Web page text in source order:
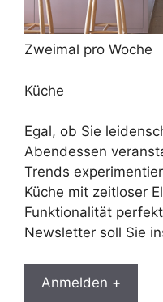
Zweimal pro Woche
Küche
Egal, ob Sie
Abendessen
Trends
Küche mit zeitloser
Funktionalität
Newsletter soll Sie
Anmelden +